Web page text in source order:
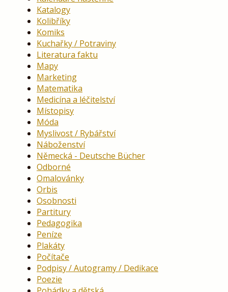
Katalogy
Kolibříky
Komiks
Kuchařky / Potraviny
Literatura faktu
Mapy
Marketing
Matematika
Medicína a léčitelství
Místopisy
Móda
Myslivost / Rybářství
Náboženství
Německá - Deutsche Bücher
Odborné
Omalovánky
Orbis
Osobnosti
Partitury
Pedagogika
Peníze
Plakáty
Počítače
Podpisy / Autogramy / Dedikace
Poezie